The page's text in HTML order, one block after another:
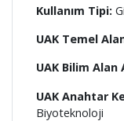
Kullanım Tipi:
UAK Temel
UAK Bilim Alan
UAK Anahtar
Biyoteknoloji